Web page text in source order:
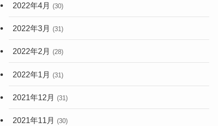
2022年4月 (30)
2022年3月 (31)
2022年2月 (28)
2022年1月 (31)
2021年12月 (31)
2021年11月 (30)